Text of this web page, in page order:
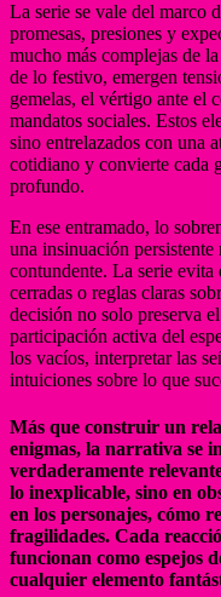
La serie se vale del marco
promesas, presiones y
mucho más complejas de
de lo festivo, emergen
gemelas, el vértigo ante el
mandatos sociales. Estos
sino entrelazados con una
cotidiano y convierte cada
profundo.
En ese entramado, lo
una insinuación
contundente. La serie
cerradas o reglas claras
decisión no solo preserva
participación activa del
los vacíos, interpretar las
intuiciones sobre lo que
Más que construir un
enigmas, la narrativa se
verdaderamente
lo inexplicable, sino en
en los personajes, cómo
fragilidades. Cada
funcionan como espejos
cualquier elemento